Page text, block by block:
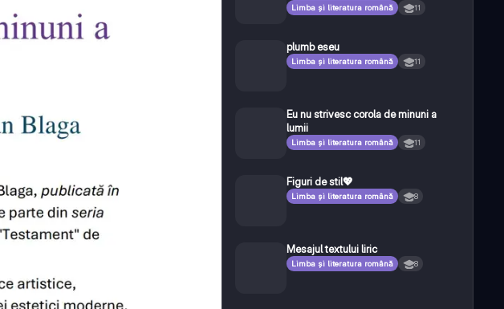
Limba și literatura română 11
plumb eseu
Limba și literatura română 11
Eu nu strivesc corola de minuni a
lumii
Limba și literatura română 11
Figuri de stil💖
Limba și literatura română 8
Mesajul textului liric
Limba și literatura română 8